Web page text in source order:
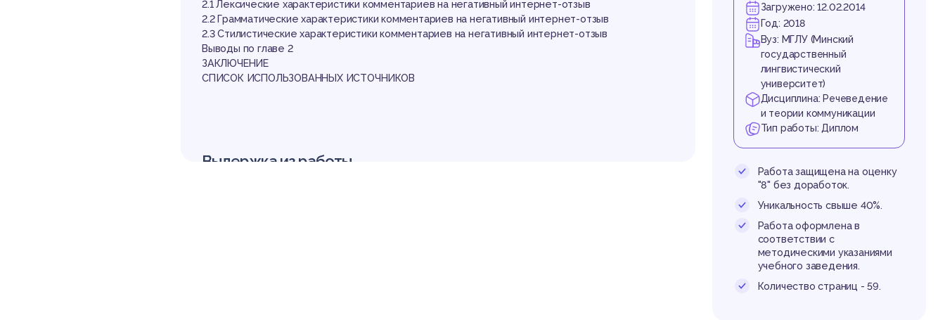
отзыв
2.1 Лексические характеристики комментариев на негативный интернет-отзыв
2.2 Грамматические характеристики комментариев на негативный интернет-отзыв
2.3 Стилистические характеристики комментариев на негативный интернет-отзыв
Выводы по главе 2
ЗАКЛЮЧЕНИЕ
СПИСОК ИСПОЛЬЗОВАННЫХ ИСТОЧНИКОВ
Выдержка из работы
Загружено: 12.02.2014
Год: 2018
Вуз: МГЛУ (Минский
государственный
лингвистический
университет)
Дисциплина: Речеведение
и теории коммуникации
Тип работы: Диплом
Работа защищена на оценку
"8" без доработок.
Уникальность свыше 40%.
Работа оформлена в
соответствии с
методическими указаниями
учебного заведения.
Количество страниц - 59.